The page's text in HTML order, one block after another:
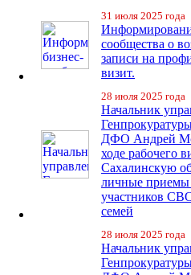
31 июля 2025 года
сообщества о
записи на
визит.
28 июля 2025 года
Начальник
ДФО Андрей
ходе рабочего
Сахалинскую
личные приемы
участников
семей
28 июля 2025 года
Начальник